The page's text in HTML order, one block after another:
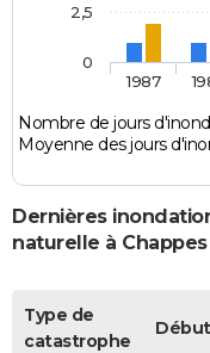
Nombre de jours
Moyenne des jours
1987
0
2,5
Dernières
naturelle à Chappes
Type de
catastrophe
Début